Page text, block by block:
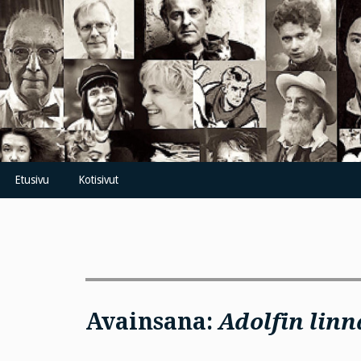
Skip
to
content
Etusivu Kotisivut
Avainsana:Adolfin